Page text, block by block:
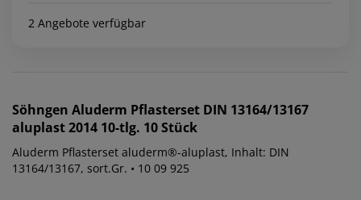
2 Angebote verfügbar
Söhngen Aluderm Pflasterset DIN 13164/13167
aluplast 2014 10-tlg. 10 Stück
Aluderm Pflasterset aluderm®-aluplast, Inhalt: DIN
13164/13167, sort.Gr. • 10 09 925